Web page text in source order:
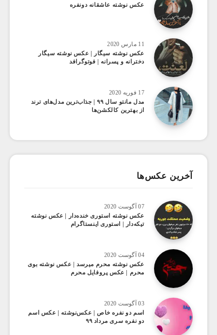
عکس نوشته عاشقانه دونفره
11 مارس 2020
عکس نوشته سیگار | عکس نوشته سیگار
دخترانه و پسرانه | فوتوگرافد
17 فوریه 2020
مدل مانتو سال ۹۹ | جذاب‌ترین مدل‌های ترند
از بهترین کالکشن‌ها
آخرین عکس‌ها
07 آگوست 2020
عکس ‌نوشته استوری خنده‌دار | عکس نوشته
تیکه‌دار | استوری اینستاگرام
04 آگوست 2020
عکس ‌نوشته محرم میرسد | عکس نوشته بوی
محرم | عکس پروفایل محرم
03 آگوست 2020
اسم دو نفره خاص | عکس‌نوشته | عکس اسم
دو نفره سری مرداد ۹۹